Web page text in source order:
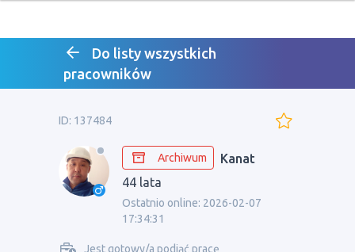
Do listy wszystkich
pracowników
ID: 137484
Archiwum
Kanat
44 lata
Ostatnio online: 2026-02-07
17:34:31
Jest gotowy/a podjąć pracę